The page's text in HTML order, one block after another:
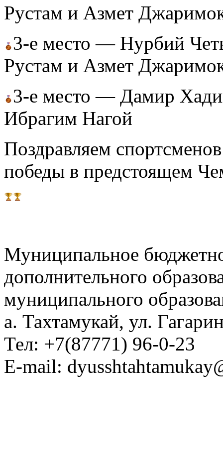
Рустам и Азмет
3-е место — Нурбий
Рустам и Азмет
3-е место — Дамир
Ибрагим Нагой
Поздравляем
победы в предстоящем
Муниципальное
дополнительного
муниципального
а. Тахтамукай, ул.
Тел: +7(87771) 96-0-23
E-mail: